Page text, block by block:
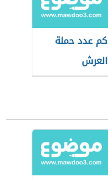
كم عدد حملة
العرش